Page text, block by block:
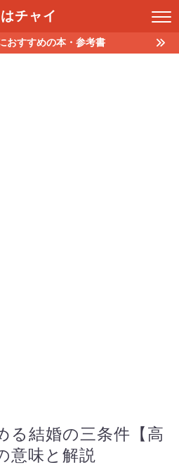
チャイ
おすすめの本・参考書
る結婚の三条件【高
意味と解説